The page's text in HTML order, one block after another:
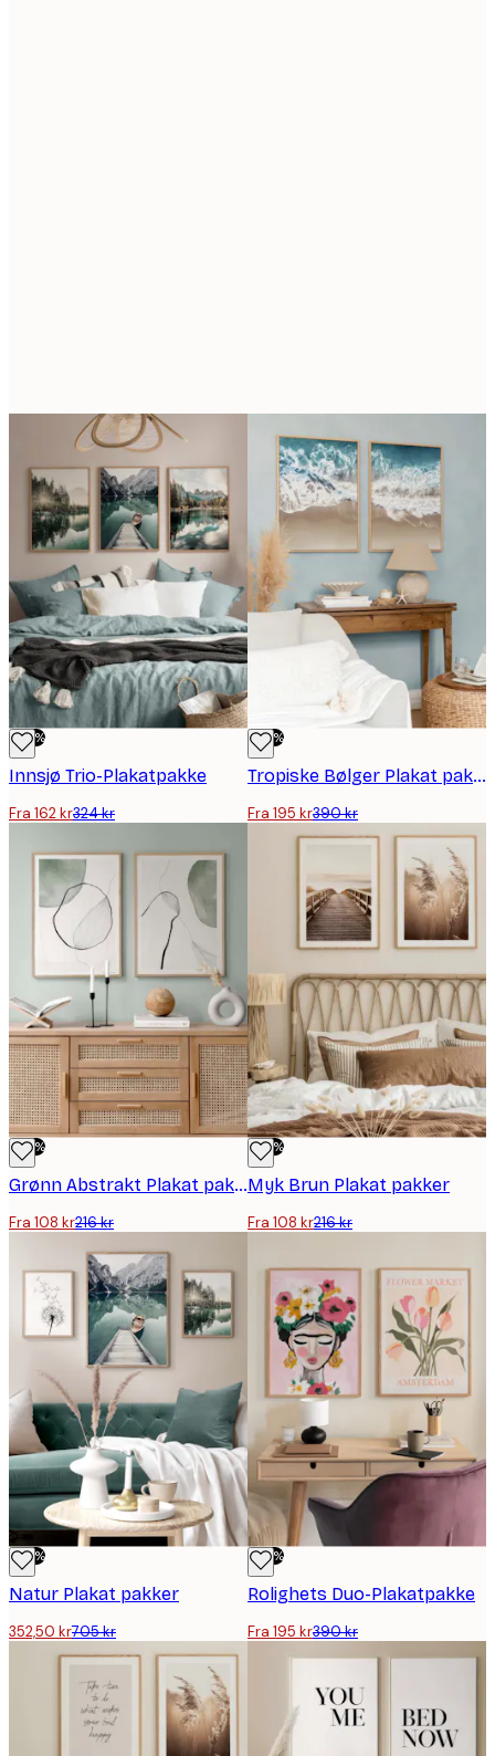
-50%
Innsjø Trio-Plakatpakke
Fra 162 kr324 kr
-50%
Tropiske Bølger Plakat pakker
Fra 195 kr390 kr
-50%
Grønn Abstrakt Plakat pakker
Fra 108 kr216 kr
-50%
Myk Brun Plakat pakker
Fra 108 kr216 kr
-50%
Natur Plakat pakker
352,50 kr705 kr
-50%
Rolighets Duo-Plakatpakke
Fra 195 kr390 kr